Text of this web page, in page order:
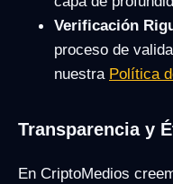
Verificación
proceso de
nuestra Política
Transparencia y
En CriptoMedios